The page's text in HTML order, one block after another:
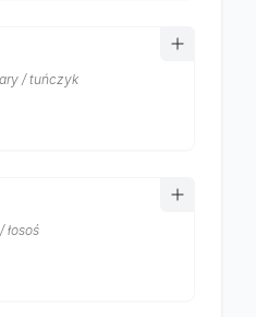
/ tuńczyk
łosoś